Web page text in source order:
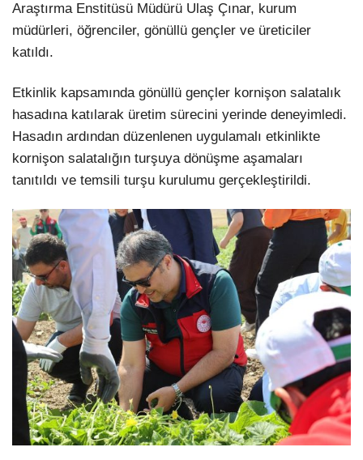
Araştırma Enstitüsü Müdürü Ulaş Çınar, kurum
müdürleri, öğrenciler, gönüllü gençler ve üreticiler
katıldı.
Etkinlik kapsamında gönüllü gençler kornişon salatalık
hasadına katılarak üretim sürecini yerinde deneyimledi.
Hasadın ardından düzenlenen uygulamalı etkinlikte
kornişon salatalığın turşuya dönüşme aşamaları
tanıtıldı ve temsili turşu kurulumu gerçekleştirildi.